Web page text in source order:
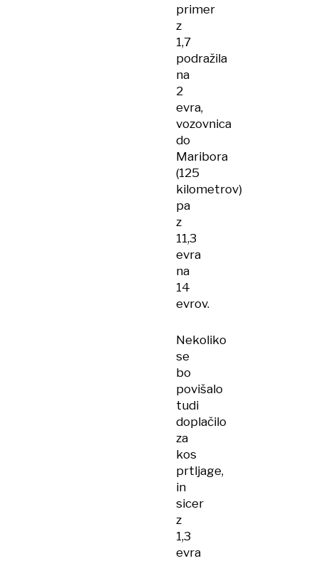
primer
z
1,7
podražila
na
2
evra,
vozovnica
do
Maribora
(125
kilometrov)
pa
z
11,3
evra
na
14
evrov.
Nekoliko
se
bo
povišalo
tudi
doplačilo
za
kos
prtljage,
in
sicer
z
1,3
evra